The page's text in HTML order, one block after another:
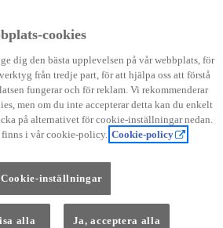
APPROVED
10 år eller 20 000 mil – i
Toyota Relax
cookies
dig den bästa upplevelsen på vår webbplats, för
från tredje part, för att hjälpa oss att förstå
fungerar och för reklam. Vi rekommenderar
men om du inte accepterar detta kan du enkelt
på alternativet för cookie-inställningar nedan.
i vår cookie-policy. Cookie-policy
Cookie-inställningar
alla Ja, acceptera alla